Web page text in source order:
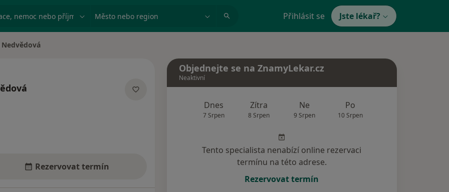
nemoc nebo příjmení Město nebo region Přihlásit se Jste lékař?
Rezervovat termín
Objednejte se na ZnamyLekar.cz
Neaktivní
Dnes
7 Srpen
Zítra
8 Srpen
Ne
9 Srpen
Po
10 Srpen
Tento specialista nenabízí online rezervaci
termínu na této adrese.
Rezervovat termín